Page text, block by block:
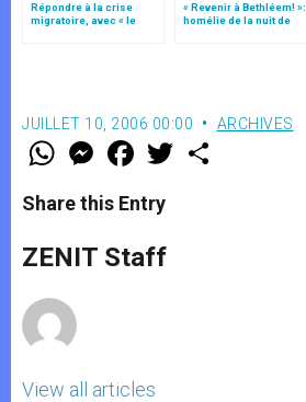
Répondre à la crise
migratoire, avec « le
« Revenir à Bethléem! »:
homélie de la nuit de
Noël (texte complet)
JUILLET 10, 2006 00:00 ARCHIVES
W
t
s
p
p
M
e
s
e
g
e
F
a
e
b
o
k
w
Share this Entry
ZENIT Staff
View all articles